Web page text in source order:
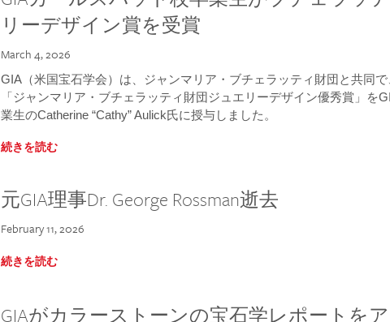
リーデザイン賞を受賞
March 4, 2026
GIA（米国宝石学会）は、ジャンマリア・ブチェラッティ財団と共同
「ジャンマリア・ブチェラッティ財団ジュエリーデザイン優秀賞」を
業生のCatherine “Cathy” Aulick氏に授与しました。
続きを読む
元GIA理事Dr. George Rossman逝去
February 11, 2026
続きを読む
GIAがカラーストーンの宝石学レポートを